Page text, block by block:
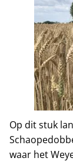
Op dit stuk
waar het